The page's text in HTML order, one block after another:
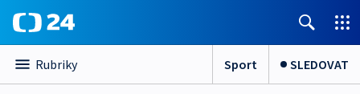
Rubriky Sport SLEDOVAT